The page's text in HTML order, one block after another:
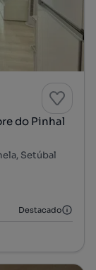
do Pinhal
Setúbal
Destacado